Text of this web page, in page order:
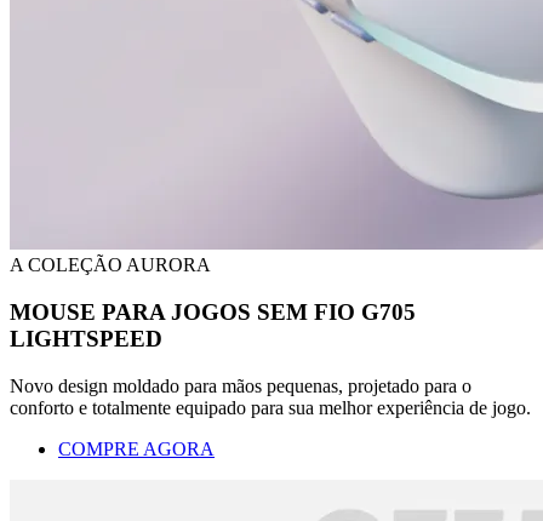
A COLEÇÃO AURORA
MOUSE PARA JOGOS SEM FIO G705
LIGHTSPEED
Novo design moldado para mãos pequenas, projetado para o
conforto e totalmente equipado para sua melhor experiência de jogo.
COMPRE AGORA